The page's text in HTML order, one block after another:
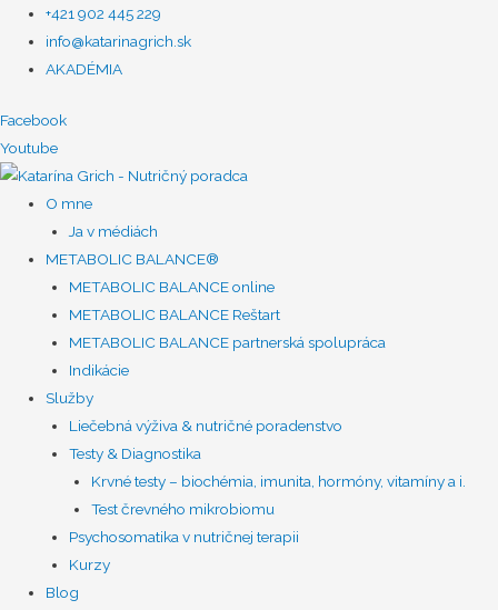
+421 902 445 229
info@katarinagrich.sk
AKADÉMIA
Facebook
Youtube
O mne
Ja v médiách
METABOLIC BALANCE®
METABOLIC BALANCE online
METABOLIC BALANCE Reštart
METABOLIC BALANCE partnerská spolupráca
Indikácie
Služby
Liečebná výživa & nutričné poradenstvo
Testy & Diagnostika
Krvné testy – biochémia, imunita, hormóny, vitamíny a i.
Test črevného mikrobiomu
Psychosomatika v nutričnej terapii
Kurzy
Blog